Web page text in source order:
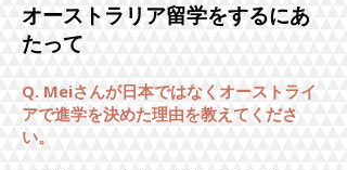
オーストラリア留学をするにあ
たって
Q. Meiさんが日本ではなくオーストライ
アで進学を決めた理由を教えてくださ
い。